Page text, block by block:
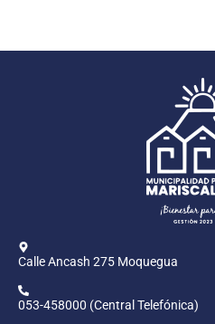
Calle Ancash 275 Moquegua
053-458000 (Central Telefónica)